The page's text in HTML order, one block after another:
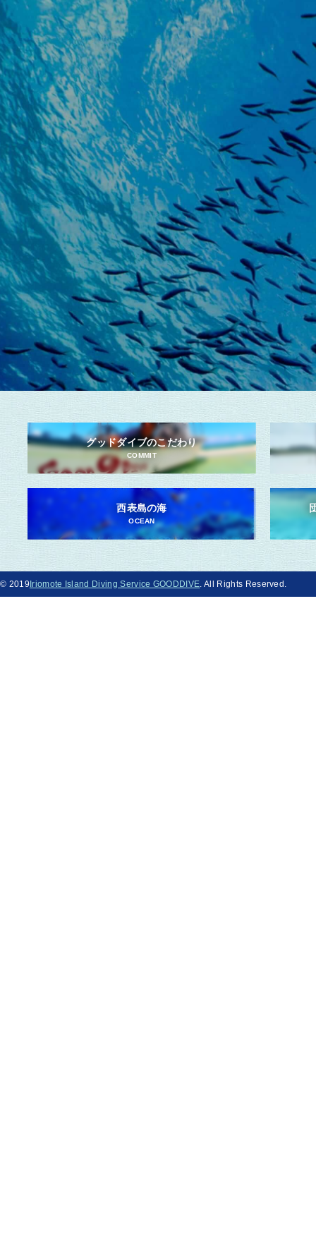
グッドダイブのこだわり
COMMIT
西表島の海
OCEAN
© 2019Iriomote Island Diving Service GOODDIVE . All Rights Reserved.